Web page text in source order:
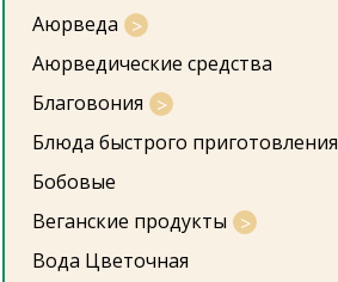
Аюрведа
Аюрведические средства
Благовония
Блюда быстрого приготовления
Бобовые
Веганские продукты
Вода Цветочная